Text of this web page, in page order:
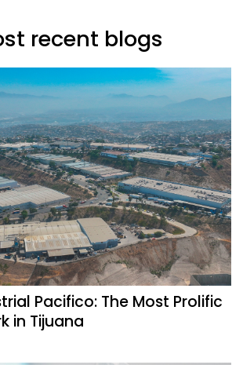
recent blogs
Pacifico: The Most Prolific
in Tijuana